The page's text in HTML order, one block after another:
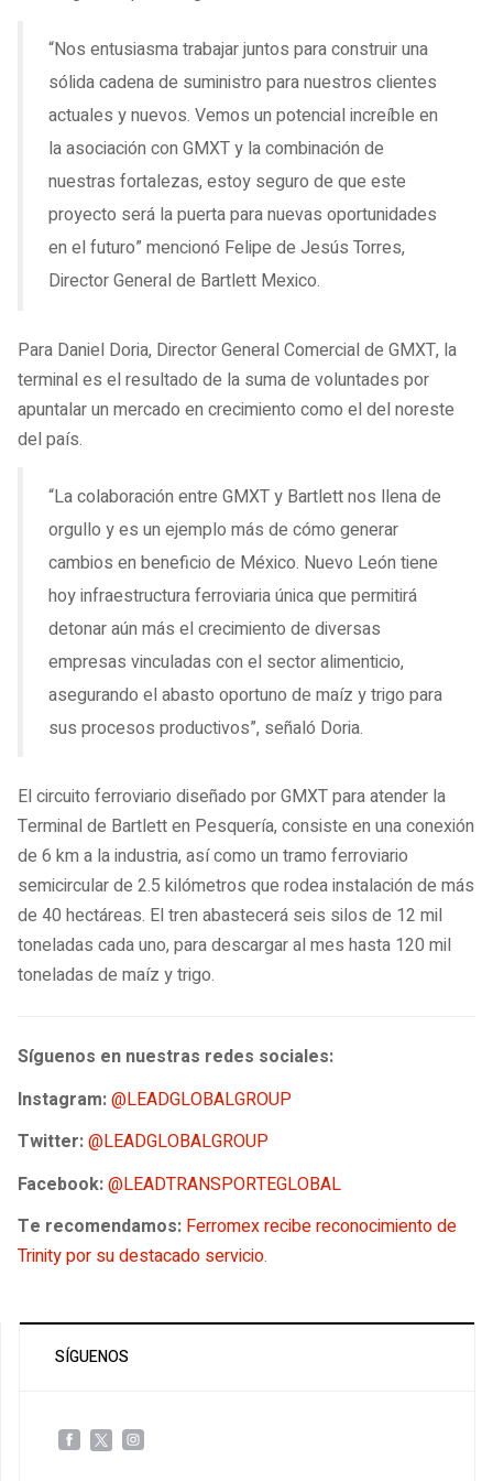
“Nos entusiasma trabajar juntos para construir una
sólida cadena de suministro para nuestros clientes
actuales y nuevos. Vemos un potencial increíble en
la asociación con GMXT y la combinación de
nuestras fortalezas, estoy seguro de que este
proyecto será la puerta para nuevas oportunidades
en el futuro” mencionó Felipe de Jesús Torres,
Director General de Bartlett Mexico.
Para Daniel Doria, Director General Comercial de GMXT, la
terminal es el resultado de la suma de voluntades por
apuntalar un mercado en crecimiento como el del noreste
del país.
“La colaboración entre GMXT y Bartlett nos llena de
orgullo y es un ejemplo más de cómo generar
cambios en beneficio de México. Nuevo León tiene
hoy infraestructura ferroviaria única que permitirá
detonar aún más el crecimiento de diversas
empresas vinculadas con el sector alimenticio,
asegurando el abasto oportuno de maíz y trigo para
sus procesos productivos”, señaló Doria.
El circuito ferroviario diseñado por GMXT para atender la
Terminal de Bartlett en Pesquería, consiste en una conexión
de 6 km a la industria, así como un tramo ferroviario
semicircular de 2.5 kilómetros que rodea instalación de más
de 40 hectáreas. El tren abastecerá seis silos de 12 mil
toneladas cada uno, para descargar al mes hasta 120 mil
toneladas de maíz y trigo.
Síguenos en nuestras redes sociales:
Instagram:@LEADGLOBALGROUP
Twitter:@LEADGLOBALGROUP
Facebook:@LEADTRANSPORTEGLOBAL
Te recomendamos: Ferromex recibe reconocimiento de
Trinity por su destacado servicio.
SÍGUENOS